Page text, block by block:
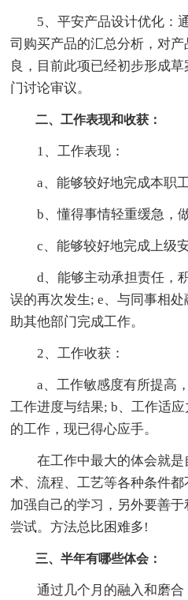
5、平安产品设计优化：
司购买产品的汇总分析，对
良，目前此项已经初步形成
门讨论审议。
二、工作表现和收获：
1、工作表现：
a、能够较好地完成本职
b、懂得事情轻重缓急，
c、能够较好地完成上级
d、能够主动承担责任，
误的再次发生; e、与同事相
助其他部门完成工作。
2、工作收获：
a、工作敏感度有所提高，
工作进度与结果; b、工作适
的工作，现已得心应手。
在工作中最大的体会就是
术、流程、工艺等各种条件
加强自己的学习，另外要善
尝试。方法总比困难多!
三、半年有哪些体会：
通过几个月的融入和磨合